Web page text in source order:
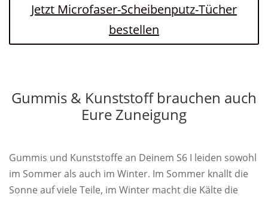
Jetzt Microfaser-Scheibenputz-Tücher
bestellen
Gummis & Kunststoff brauchen auch
Eure Zuneigung
Gummis und Kunststoffe an Deinem S6 I leiden sowohl
im Sommer als auch im Winter. Im Sommer knallt die
Sonne auf viele Teile, im Winter macht die Kälte die